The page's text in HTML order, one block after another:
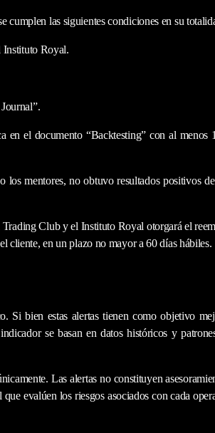
cumplen las siguientes condiciones en su
Instituto Royal.
en el documento “Backtesting” con al menos
los mentores, no obtuvo resultados positivos
Club y el Instituto Royal otorgará el
cliente, en un plazo no mayor a 60 días hábiles.
Si bien estas alertas tienen como objetivo
se basan en datos históricos y
Las alertas no constituyen
evalúen los riesgos asociados con cada